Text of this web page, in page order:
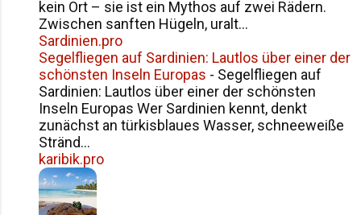
kein Ort – sie ist ein Mythos auf zwei Rädern.
Zwischen sanften Hügeln, uralt...
Sardinien.pro
Segelfliegen auf Sardinien: Lautlos über einer der
schönsten Inseln Europas - Segelfliegen auf
Sardinien: Lautlos über einer der schönsten
Inseln Europas Wer Sardinien kennt, denkt
zunächst an türkisblaues Wasser, schneeweiße
Stränd...
karibik.pro